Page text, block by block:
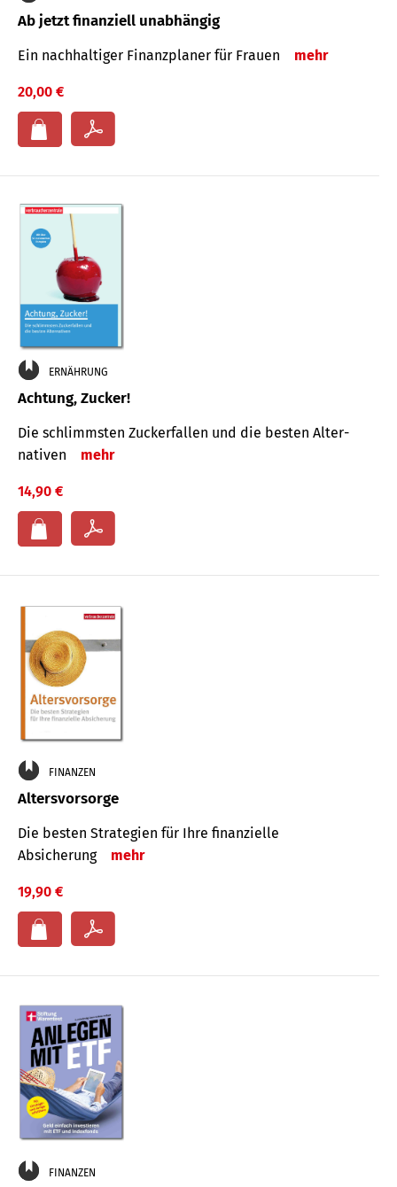
Ab jetzt finanziell unabhängig
Ein nachhaltiger Finanzplaner für Frauen mehr
20,00 €
ERNÄHRUNG
Achtung, Zucker!
Die schlimmsten Zucker­fallen und die besten Alter­
nativen
mehr
14,90 €
FINANZEN
Altersvorsorge
Die besten Strategien für Ihre finanzielle
Absicherung
mehr
19,90 €
FINANZEN